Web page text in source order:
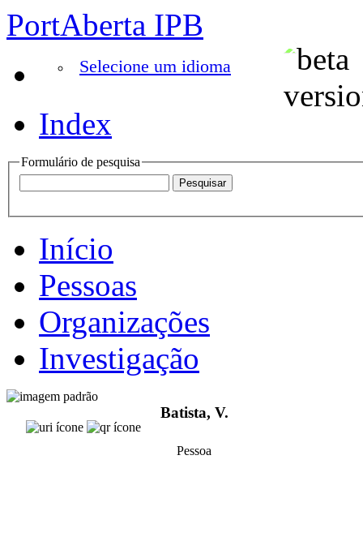
PortAberta IPB
Selecione um idioma
Index
Formulário de pesquisa
Início
Pessoas
Organizações
Investigação
Batista, V.
Pessoa